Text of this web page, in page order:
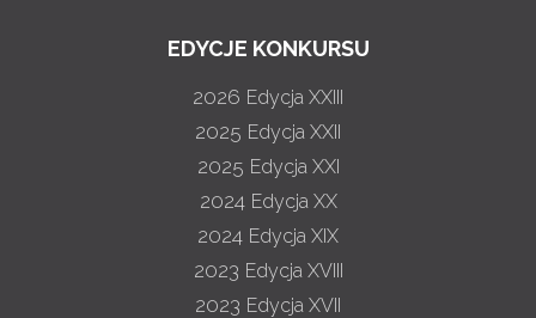
EDYCJE KONKURSU
2026 Edycja XXIII
2025 Edycja XXII
2025 Edycja XXI
2024 Edycja XX
2024 Edycja XIX
2023 Edycja XVIII
2023 Edycja XVII